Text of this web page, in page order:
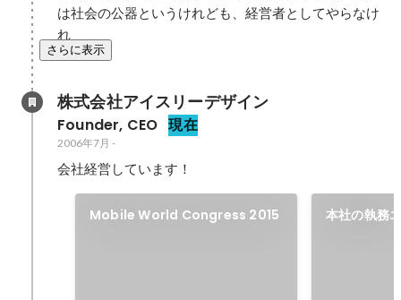
は社会の公器というけれども、経営者としてやらなけ
れ
さらに表示
株式会社アイスリーデザイン
Founder, CEO 現在
2006年7月 -
会社経営しています！
Mobile World Congress 2015 本社の執務